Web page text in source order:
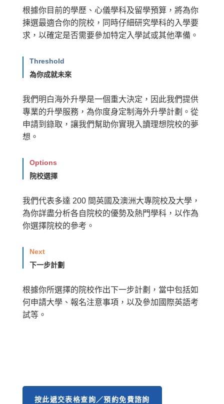
根據你目前的學歷、心儀學科及留學預算，將為你
揀選最適合你的院校，同時仔細研究學科的入學要
求，以確定是否需要參加特定入學試或其他準備。
Threshold
為你成就未來
我們明白海外升學是一個重大決定，因此我們提供
專業的升學服務，為你度身定制海外升學計劃。從
申請到錄取，讓我們幫助你實現入讀理想院校的夢
想。
Options
院校選擇
我們代表多達 200 間英國及澳洲大專院校及大學，
為你詳盡分析各自院校的優勢及熱門學科，以作為
你選擇院校的參考。
Next
下一步計劃
根據你所選擇的院校作出下一步計劃，當中包括如
何申請大學、報名注意事項，以及參加國際英語考
試等。
按此遞交表格查詢／預約免費諮詢